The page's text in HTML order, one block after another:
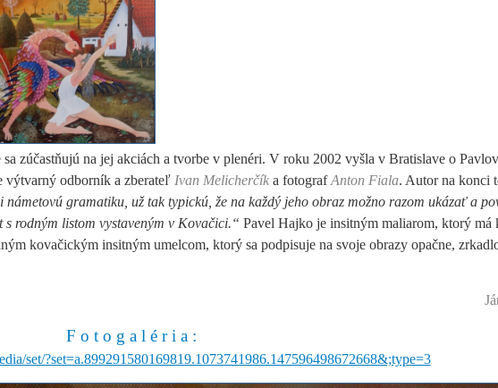
sa zúčastňujú na jej akciách a tvorbe v plenéri. V roku 2002 vyšla v Bratislave o
výtvarný odborník a zberateľ Ivan Melicherčík a fotografAnton Fiala. Autor na konci
gramatiku, už tak typickú, že na každý jeho obraz možno razom ukázať a
rodným listom vystaveným v Kovačici.“ Pavel Hajko je insitným maliarom, ktorý má
kovačickým insitným umelcom, ktorý sa podpisuje na svoje obrazy opačne,
F o t o g a l é r i a :
set/?set=a.899291580169819.1073741986.147596498672668&;type=3